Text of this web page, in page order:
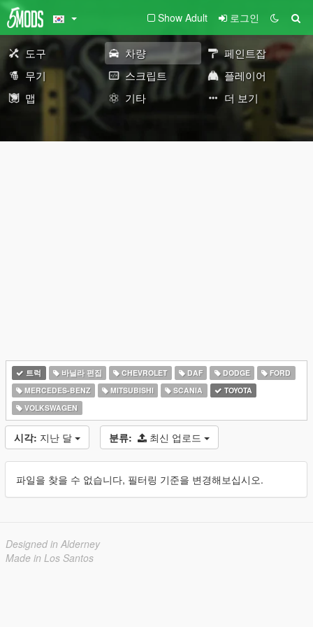
Show Adult 로그인
도구 차량
페인트잡
무기
스크립트
플레이어
맵
기타 더 보기
트럭 바닐라 편집 CHEVROLET DAF DODGE
FORD
MERCEDES-BENZ
MITSUBISHI SCANIA
TOYOTA
VOLKSWAGEN
시각: 지난 달 분류: 최신 업로드
파일을 찾을 수 없습니다, 필터링 기준을 변경해보십시오.
Designed in Alderney
Made in Los Santos